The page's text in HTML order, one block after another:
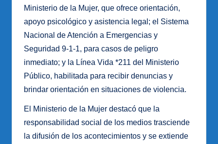
Ministerio de la Mujer, que ofrece orientación,
apoyo psicológico y asistencia legal; el Sistema
Nacional de Atención a Emergencias y
Seguridad 9-1-1, para casos de peligro
inmediato; y la Línea Vida *211 del Ministerio
Público, habilitada para recibir denuncias y
brindar orientación en situaciones de violencia.
El Ministerio de la Mujer destacó que la
responsabilidad social de los medios trasciende
la difusión de los acontecimientos y se extiende